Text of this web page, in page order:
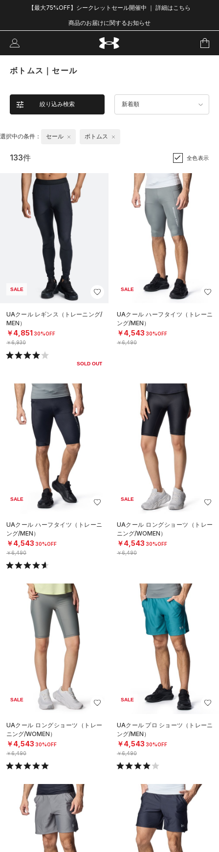
【最大75%OFF】シークレットセール開催中 ｜ 詳細はこちら
商品のお届けに関するお知らせ
ボトムス｜セール
絞り込み検索 新着順
選択中の条件： セール ボトムス
133件 全色表示
SALE
UAクール レギンス（トレーニング/
MEN）
￥4,851 30%OFF
￥6,930
SOLD OUT
SALE
UAクール ハーフタイツ（トレーニ
ング/MEN）
￥4,543 30%OFF
￥6,490
SALE
UAクール ハーフタイツ（トレーニ
ング/MEN）
￥4,543 30%OFF
￥6,490
SALE
UAクール ロングショーツ（トレー
ニング/WOMEN）
￥4,543 30%OFF
￥6,490
SALE
UAクール ロングショーツ（トレー
ニング/WOMEN）
￥4,543 30%OFF
￥6,490
SALE
UAクール プロ ショーツ（トレーニ
ング/MEN）
￥4,543 30%OFF
￥6,490